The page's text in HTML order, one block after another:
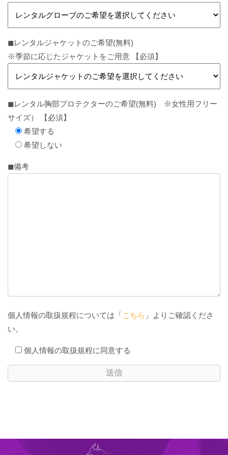
◼︎レンタルジャケットのご希望(無料)
※季節に応じたジャケットをご用意 【必須】
◼︎レンタル胸部プロテクターのご希望(無料) ※女性用フリー
サイズ） 【必須】
希望する
希望しない
◼︎備考
個人情報の取扱規程については「こちら 」よりご確認くださ
い。
個人情報の取扱規程に同意する